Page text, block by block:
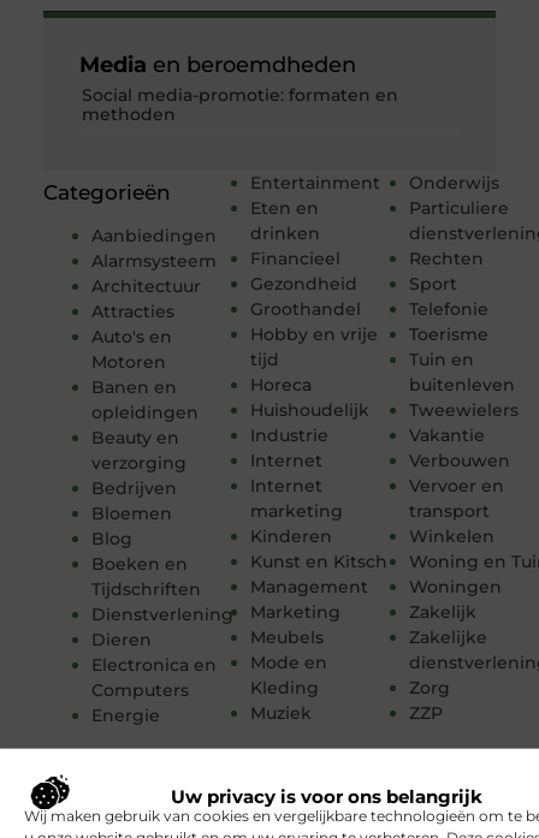
Uw privacy is voor ons belangrijk
Wij maken gebruik van cookies en vergelijkbare technologieën om te
Categorieën
Aanbiedingen
Alarmsysteem
Architectuur
Attracties
Auto's en
Motoren
Banen en
opleidingen
Beauty en
verzorging
Bedrijven
Bloemen
Blog
Boeken en
Tijdschriften
Dienstverlening
Dieren
Electronica en
Computers
Energie
Entertainment
Eten en
drinken
Financieel
Gezondheid
Groothandel
Hobby en vrije
tijd
Horeca
Huishoudelijk
Industrie
Internet
Internet
marketing
Kinderen
Kunst en Kitsch
Management
Marketing
Meubels
Mode en
Kleding
Muziek
Onderwijs
Particuliere
Rechten
Sport
Telefonie
Toerisme
Tuin en
buitenleven
Tweewielers
Vakantie
Verbouwen
Vervoer en
transport
Winkelen
Woning en
Woningen
Zakelijk
Zakelijke
Zorg
ZZP
Media en beroemdheden
Social media-promotie: formaten en
methoden